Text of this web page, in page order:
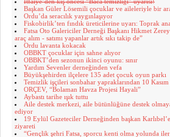
Başkan Güler Lösemili çocuklar ve aileleriyle bir
Ordu’da seracılık yaygınlaşıyor
Fiskobirlik’ten fındık üreticilerine uyarı: Toprak
Fatsa Oto Galericiler Derneği Başkanı Hikmet
araç alım - satımı yapanlar artık sıkı takip de”
Ordu lavanta kokacak
OBBKT çocuklar için sahne alıyor
OBBKT’den sezonun ikinci oyunu: sınır
Yardım Sevenler derneğinden vefa
Büyükşehirden ilçelere 135 adet çocuk oyun parkı
Temizlik işçileri sonbahar yapraklarından 10 Kasım
ORÇEV, “Bolaman Havza Projesi Hayali”
Aybastı tarihe ışık tuttu
Aile destek merkezi, aile bütünlüğüne destek
ediyor
19 Eylül Gazeteciler Derneğinden başkan
ziyareti
“Gençlik şehri Fatsa, sporcu kenti olma yolunda